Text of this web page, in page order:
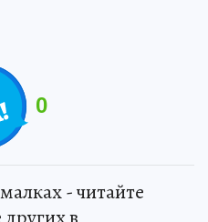
0
- читайте